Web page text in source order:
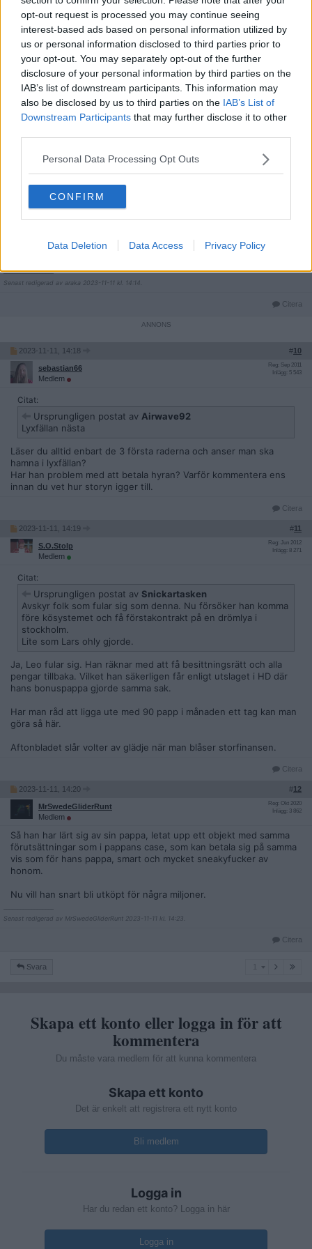
opt-out request is processed you may continue seeing
interest-based ads based on personal information utilized by
us or personal information disclosed to third parties prior to
your opt-out. You may separately opt-out of the further
disclosure of your personal information by third parties on the
IAB’s list of downstream participants. This information may
also be disclosed by us to third parties on the IAB’s List of
Downstream Participants that may further disclose it to other
Personal Data Processing Opt Outs
CONFIRM
Data Deletion Data Access Privacy Policy
Leo ljuger kring inledande text. Det går med enkelhet att hyra ett
rum eller lägenhet med betydligt lägre ockerhyra (säg 15-20K för
en etta) men då det ser ut så för många i Sthlm och har
normaliserats så blir det inga artiklar så han har siktat in sig på
denna med avsikt att ta över från första början.
Jag är kluven, jag både hoppas att han lyckas (för att klämma åt
företaget som kräver sjuka hyror) och samtidigt vill jag att det ska
gå åt helvete för honom för att han manipulerar och har sig.
Senast redigerad av ClitEastwood 2023-11-11 kl. 14:11.
2023-11-11, 14:11
Medlem
It takes one to know one.
Uthyrningsföretaget är dock ett snäpp värre så jag hoppas att de
Skulle vara kul att veta vad lille Leo gör för brödfödan, tror inte att
__________________
Senast redigerad av araka 2023-11-11 kl. 14:14.
Citera
2023-11-11, 14:18 #10
sebastian66
Medlem
Reg: Sep 2011
Inlägg: 5 543
Citat:
Ursprungligen postat av Airwave92
Lyxfällan nästa
Läser du alltid enbart de 3 första raderna och anser man ska
hamna i lyxfällan?
Har han problem med att betala hyran? Varför kommentera ens
innan du vet hur storyn igger till.
Citera
2023-11-11, 14:19 #11
S.O.Stolp
Medlem
Reg: Jun 2012
Inlägg: 8 271
Citat:
Ursprungligen postat av Snickartasken
Avskyr folk som fular sig som denna. Nu försöker han komma
före kösystemet och få förstakontrakt på en drömlya i
stockholm.
Lite som Lars ohly gjorde.
Ja, Leo fular sig. Han räknar med att få besittningsrätt och alla
pengar tillbaka. Vilket han säkerligen får enligt utslaget i HD där
hans bonuspappa gjorde samma sak.
Har man råd att ligga ute med 90 papp i månaden ett tag kan man
göra så här.
Aftonbladet slår volter av glädje när man blåser storfinansen.
Citera
2023-11-11, 14:20 #12
MrSwedeGliderRunt
Medlem
Reg: Okt 2020
Inlägg: 3 862
Så han har lärt sig av sin pappa, letat upp ett objekt med samma
förutsättningar som i pappans case, som kan betala sig på samma
vis som för hans pappa, smart och mycket sneakyfucker av
honom.
Nu vill han snart bli utköpt för några miljoner.
Senast redigerad av MrSwedeGliderRunt 2023-11-11 kl. 14:23.
Citera
Svara
Skapa ett konto eller logga in för att
kommentera
Du måste vara medlem för att kunna kommentera
Skapa ett konto
Det är enkelt att registrera ett nytt konto
Bli medlem
Logga in
Har du redan ett konto? Logga in här
Logga in